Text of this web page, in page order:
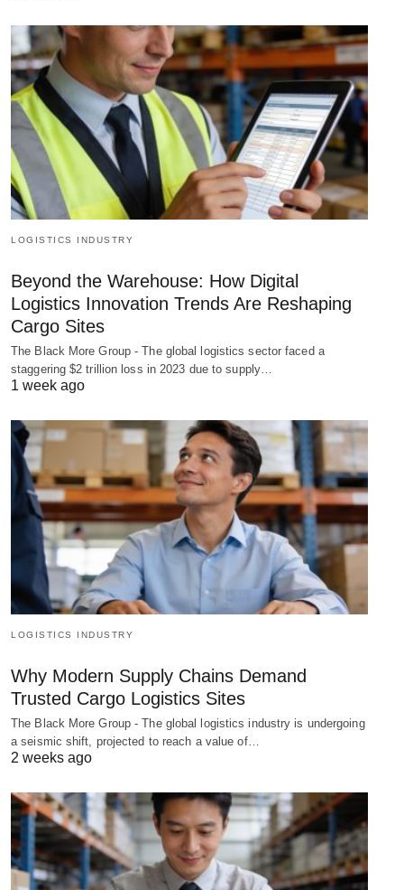
LOGISTICS INDUSTRY
Beyond the Warehouse: How Digital
Logistics Innovation Trends Are Reshaping
Cargo Sites
The Black More Group - The global logistics sector faced a
staggering $2 trillion loss in 2023 due to supply…
1 week ago
LOGISTICS INDUSTRY
Why Modern Supply Chains Demand
Trusted Cargo Logistics Sites
The Black More Group - The global logistics industry is undergoing
a seismic shift, projected to reach a value of…
2 weeks ago